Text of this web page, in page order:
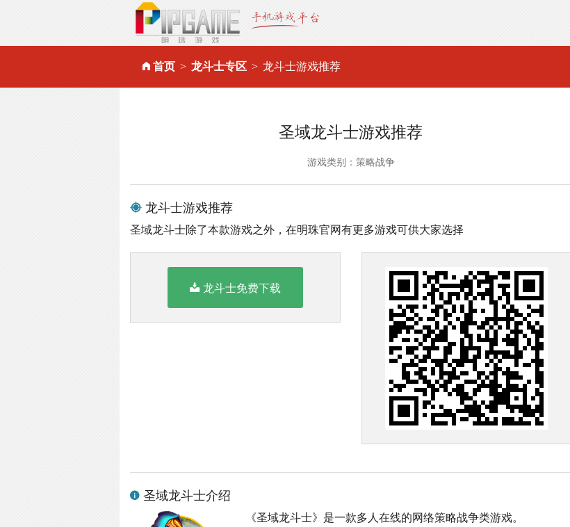
首页 龙斗士专区 龙斗士游戏推荐
圣域龙斗士游戏推荐
游戏类别：策略战争
龙斗士游戏推荐
圣域龙斗士除了本款游戏之外，在明珠官网有更多游戏可供大家选择
龙斗士免费下载
圣域龙斗士介绍
《圣域龙斗士》是一款多人在线的网络策略战争类游戏。